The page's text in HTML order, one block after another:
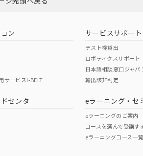
O
（アメリカ
この製品の規格認証/適合状況ペ
その他の認証はこちらのページからご検索く
ン
サービスi-BELT
センタ
サービスサポート
テスト機貸出
ロボティクスサポート
日本語相談窓口ジャパ
輸出該非判定
eラーニング・セ
eラーニングのご案内
コースを選んで受講す
eラーニングコース一覧